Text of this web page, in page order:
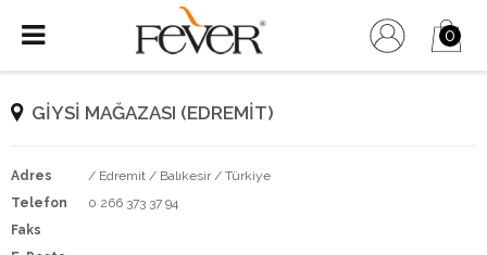
0
GİYSİ MAĞAZASI (EDREMİT)
Adres
/ Edremit / Balıkesir / Türkiye
Telefon
0 266 373 37 94
Faks